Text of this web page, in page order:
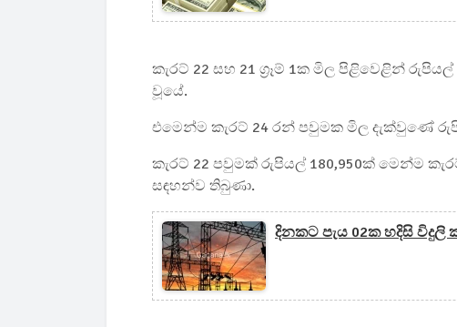
කැරට් 22 සහ 21 ග්‍රෑම් 1ක මිල පිළිවෙළින්
වූයේ.
එමෙන්ම කැරට් 24 රන් පවුමක මිල දැක්වුණේ
කැරට් 22 පවුමක් රුපියල් 180,950ක් මෙන්ම
සඳහන්ව තිබුණා.
දිනකට පැය 02ක හදිසි විදුලි